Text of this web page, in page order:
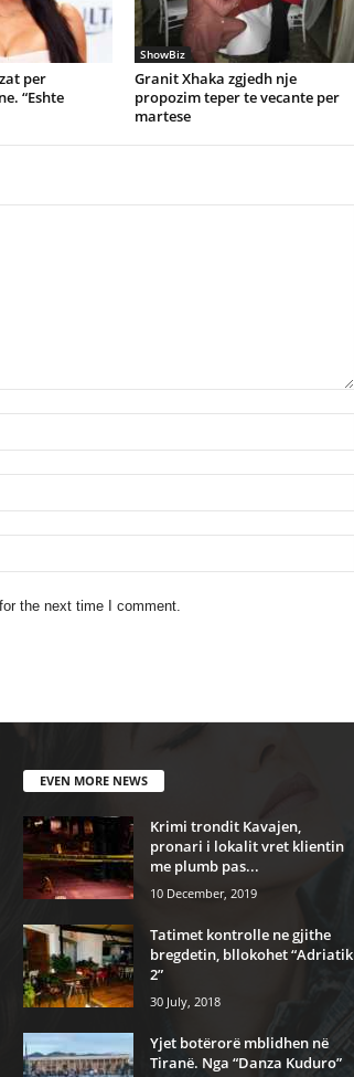
per
“Eshte
ShowBiz
Granit Xhaka zgjedh nje
propozim teper te vecante per
martese
the next time I comment.
EVEN MORE NEWS
Krimi trondit Kavajen,
pronari i lokalit vret klientin
me plumb pas...
10 December, 2019
Tatimet kontrolle ne gjithe
bregdetin, bllokohet “Adriatik
2”
30 July, 2018
Yjet botërorë mblidhen në
Tiranë. Nga “Danza Kuduro”